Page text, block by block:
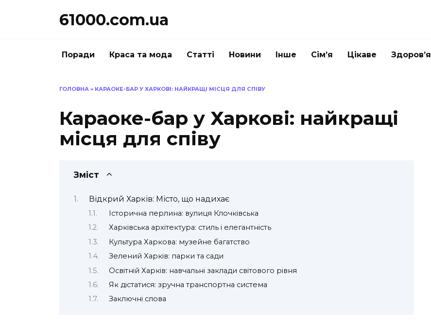
61000.com.ua
Поради Краса та мода Статті Новини Інше Сім’я Цікаве Здоров’я
ГОЛОВНА » КАРАОКЕ-БАР У ХАРКОВІ: НАЙКРАЩІ МІСЦЯ ДЛЯ СПІВУ
Караоке-бар у Харкові: найкращі
місця для співу
Зміст
Відкрий Харків: Місто, що надихає
Історична перлина: вулиця Клочківська
Харківська архітектура: стиль і елегантність
Культура Харкова: музейне багатство
Зелений Харків: парки та сади
Освітній Харків: навчальні заклади світового рівня
Як дістатися: зручна транспортна система
Заключні слова